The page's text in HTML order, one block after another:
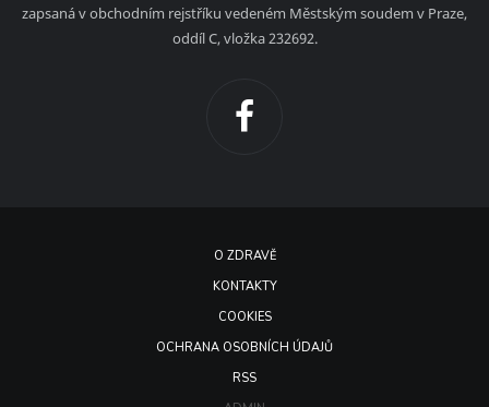
zapsaná v obchodním rejstříku vedeném Městským soudem v Praze,
oddíl C, vložka 232692.
O ZDRAVĚ
KONTAKTY
COOKIES
OCHRANA OSOBNÍCH ÚDAJŮ
RSS